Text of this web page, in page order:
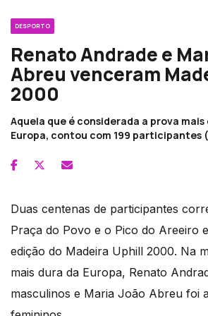
DESPORTO
Renato Andrade e
Abreu venceram
2000
Aquela que é considerada a prova mais
Europa, contou com 199 participantes
Duas centenas de participantes
Praça do Povo e o Pico do Areeiro
edição do Madeira Uphill 2000. Na
mais dura da Europa, Renato
masculinos e Maria João Abreu foi